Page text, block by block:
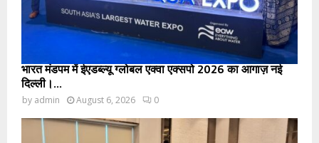
भारत मंडपम में ईएडब्ल्यू ग्लोबल एक्वा एक्सपो 2026 का आगाज़ नई
दिल्ली।...
by admin August 6, 2026 0